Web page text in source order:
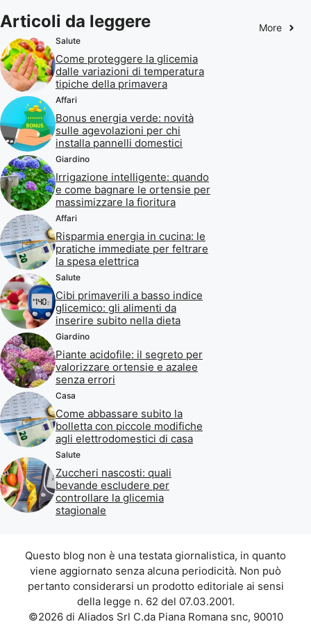
Articoli da leggere More
Salute
Come proteggere la glicemia
dalle variazioni di temperatura
tipiche della primavera
Affari
Bonus energia verde: novità
sulle agevolazioni per chi
installa pannelli domestici
Giardino
Irrigazione intelligente: quando
e come bagnare le ortensie per
massimizzare la fioritura
Affari
Risparmia energia in cucina: le
pratiche immediate per feltrare
la spesa elettrica
Salute
Cibi primaverili a basso indice
glicemico: gli alimenti da
inserire subito nella dieta
Giardino
Piante acidofile: il segreto per
valorizzare ortensie e azalee
senza errori
Casa
Come abbassare subito la
bolletta con piccole modifiche
agli elettrodomestici di casa
Salute
Zuccheri nascosti: quali
bevande escludere per
controllare la glicemia
stagionale
Questo blog non è una testata giornalistica, in quanto
viene aggiornato senza alcuna periodicità. Non può
pertanto considerarsi un prodotto editoriale ai sensi
della legge n. 62 del 07.03.2001.
©2026 di Aliados Srl C.da Piana Romana snc, 90010